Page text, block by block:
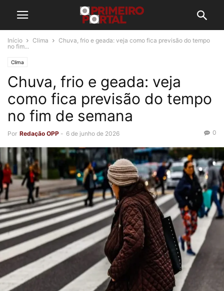
Início Clima
Chuva, frio e geada: veja como fica previsão do tempo
no fim...
Clima
Chuva, frio e geada: veja
como fica previsão do tempo
no fim de semana
Por Redação OPP - 6 de junho de 2026 0